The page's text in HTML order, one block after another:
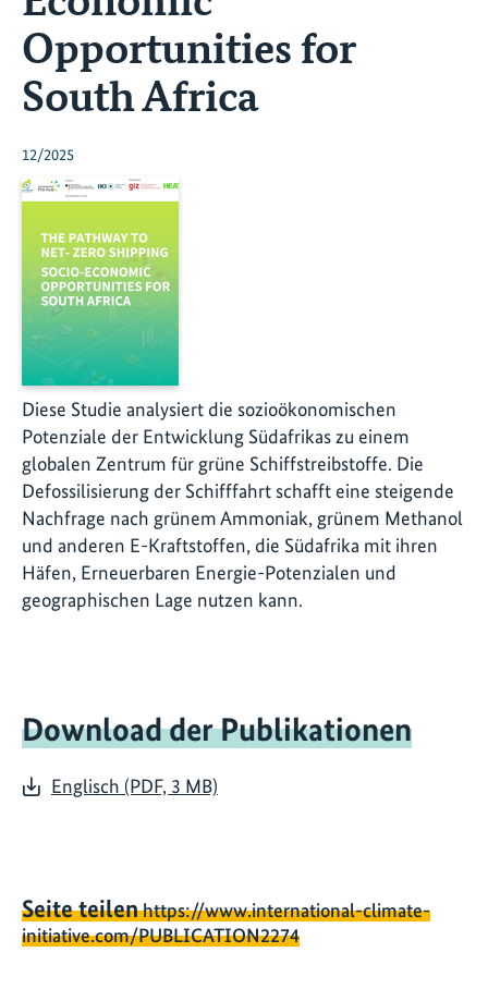
Opportunities for
South Africa
12/2025
Diese Studie analysiert die sozioökonomischen
Potenziale der Entwicklung Südafrikas zu einem
globalen Zentrum für grüne Schiffstreibstoffe. Die
Defossilisierung der Schifffahrt schafft eine steigende
Nachfrage nach grünem Ammoniak, grünem Methanol
und anderen E-Kraftstoffen, die Südafrika mit ihren
Häfen, Erneuerbaren Energie-Potenzialen und
geographischen Lage nutzen kann.
Download der Publikationen
Englisch (PDF, 3 MB)
Seite teilenhttps://www.international-climate-
initiative.com/PUBLICATION2274